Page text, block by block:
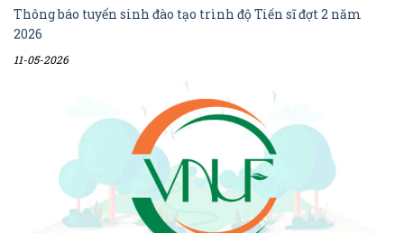
Thông báo tuyển sinh đào tạo trình độ Tiến sĩ đợt 2 năm
2026
11-05-2026